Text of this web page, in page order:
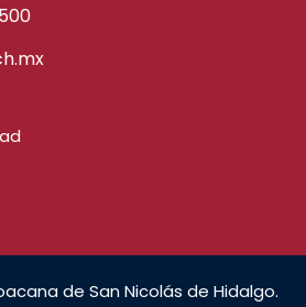
de San Nicolás de Hidalgo.